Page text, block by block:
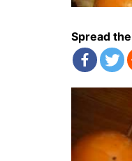
Spread